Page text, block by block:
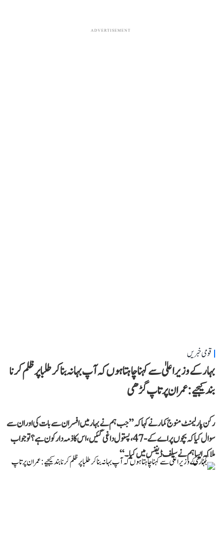
ADVERTISEMENT
قومی خبریں
بہار کے وزیر اعلیٰ سے کہنا چاہتا ہوں کہ آپ بہانہ بنا کر طلبا پر ظلم کرنا
بند کیجیے: عمران پرتاپ گڑھی
رکن پارلیمنٹ منوج کمار نے کہا کہ ’’جب ہم نے بہار میں افسران سے بات کی اور ان سے
سوال کیا کہ بچوں پر اے کے-47، پستول داغی گئیں، اس کا ذمہ دار کون ہے؟ تو جواب
ملا کہ ایسا ہم نے سیلف ڈیفنس میں کیا۔‘‘